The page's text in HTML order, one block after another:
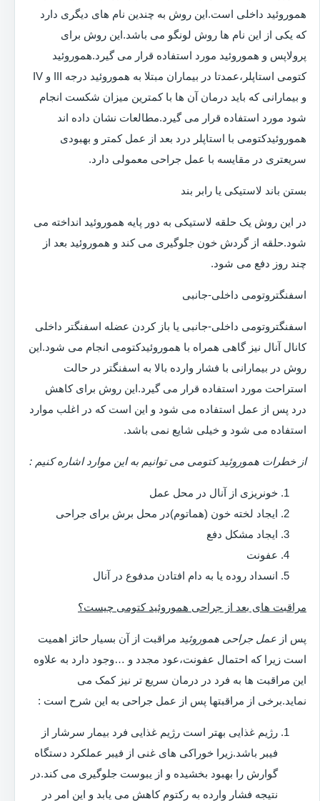
هموروئید داخلی است.این روش به چندین نام های دیگری دارد
که یکی از این نام ها روش لونگو می باشد.این روش برای
پرولاپس و هموروئید مورد استفاده قرار می گیرد.هموروئید
کتومی استاپلر،عمدتا در بیماران مبتلا به هموروئید درجه III و IV
و بیمارانی که باید درمان آن ها با کمترین میزان شکست انجام
شود مورد استفاده قرار می گیرد.مطالعات نشان داده اند
هموروئیدکتومی با استاپلر درد بعد از عمل کمتر و بهبودی
سریعتری در مقایسه با عمل جراحی معمولی دارد.
بستن باند لاستیکی یا رابر بند
در این روش یک حلقه لاستیکی به دور پایه هموروئید انداخته می
شود.حلقه از گردش خون جلوگیری می کند و هموروئید بعد از
چند روز دفع می شود.
اسفنگتروتومی داخلی-جانبی
اسفنگتروتومی داخلی-جانبی یا باز کردن عضله اسفنگتر داخلی
کانال آنال نیز گاهی همراه با هموروئیدکتومی انجام می شود.این
روش در بیمارانی با فشار وارده بالا به اسفنگتر در حالت
استراحت مورد استفاده قرار می گیرد.این روش برای کاهش
درد پس از عمل استفاده می شود و این است که در اغلب موارد
استفاده می شود و خیلی شایع نمی باشد.
از خطرات هموروئید کتومی می توانیم به این موارد اشاره کنیم :
خونریزی از آنال در محل عمل
ایجاد لخته خون (هماتوم)در محل برش برای جراحی
ایجاد مشکل دفع
عفونت
انسداد روده یا به دام افتادن مدفوع در آنال
مراقبت های بعد از جراحی هموروئید کتومی چیست؟
پس از عمل جراحی هموروئید مراقبت از آن بسیار حائز اهمیت
است زیرا که احتمال عفونت،عود مجدد و …وجود دارد به علاوه
این مراقبت ها به فرد در درمان سریع تر نیز کمک می
نماید.برخی از مراقبتها پس از عمل جراحی به این شرح است :
رژیم غذایی بهتر است رژیم غذایی فرد بیمار سرشار از
فیبر باشد.زیرا خوراکی های غنی از فیبر عملکرد دستگاه
گوارش را بهبود بخشیده و از یبوست جلوگیری می کند.در
نتیجه فشار وارده به رکتوم کاهش می یابد و این امر در